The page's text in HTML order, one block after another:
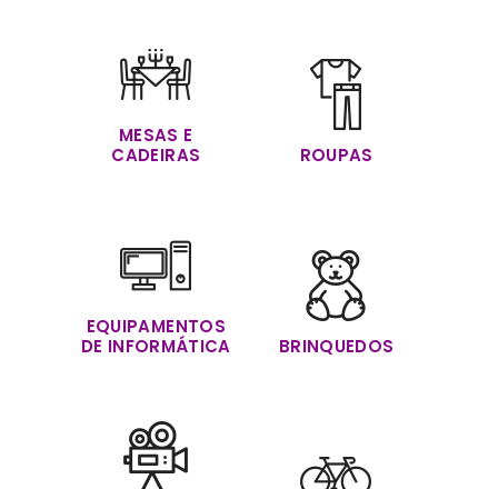
MESAS E
CADEIRAS
ROUPAS
EQUIPAMENTOS
DE INFORMÁTICA
BRINQUEDOS